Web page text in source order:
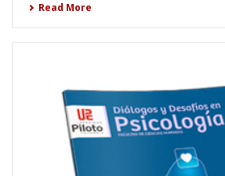
Read More